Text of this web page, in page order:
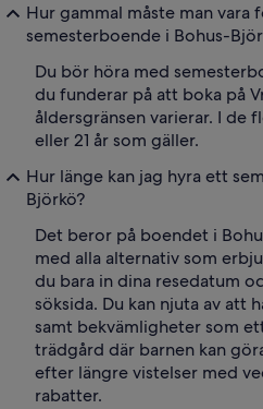
Hur gammal måste man vara
semesterboende i Bohus-
Du bör höra med
du funderar på att boka på
åldersgränsen varierar. I de
eller 21 år som gäller.
Hur länge kan jag hyra ett
Björkö?
Det beror på boendet i
med alla alternativ som
du bara in dina resedatum
söksida. Du kan njuta av att
samt bekvämligheter som
trädgård där barnen kan
efter längre vistelser med
rabatter.